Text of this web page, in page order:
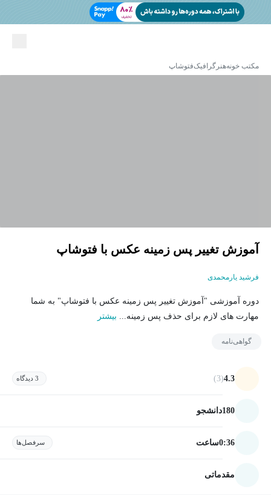
مکتب خونههنر گرافیکفتوشاپ
آموزش تغییر پس زمینه عکس با فتوشاپ
فرشید یارمحمدی
دوره آموزشی "آموزش تغییر پس زمینه عکس با فتوشاپ" به شما
مهارت های لازم برای حذف پس زمینه... بیشتر
گواهی‌نامه
4.3
(3) 3 دیدگاه
180دانشجو
0:36ساعت سرفصل‌ها
مقدماتی